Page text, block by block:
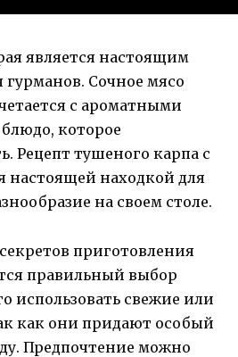
является настоящим
гурманов. Сочное мясо
с ароматными
которое
Рецепт тушеного карпа с
настоящей находкой для
на своем столе.
приготовления
правильный выбор
использовать свежие или
как они придают особый
Предпочтение можно